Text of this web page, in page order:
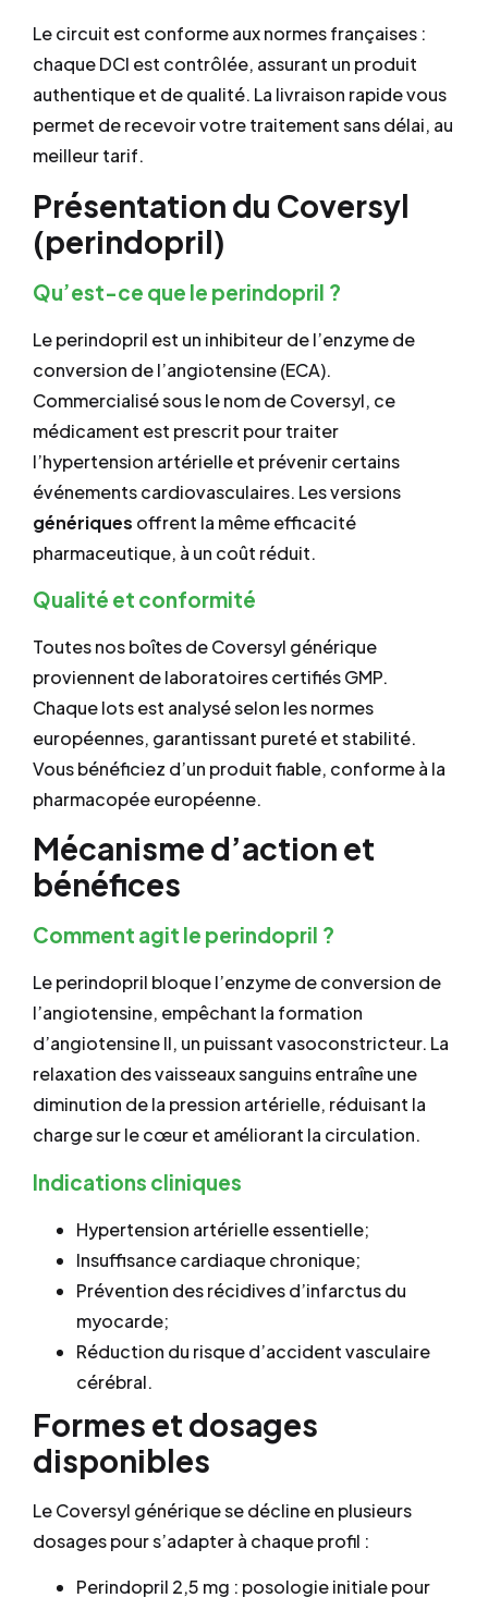
Le circuit est conforme aux normes françaises :
chaque DCI est contrôlée, assurant un produit
authentique et de qualité. La livraison rapide vous
permet de recevoir votre traitement sans délai, au
meilleur tarif.
Présentation du Coversyl
(perindopril)
Qu’est-ce que le perindopril ?
Le perindopril est un inhibiteur de l’enzyme de
conversion de l’angiotensine (ECA).
Commercialisé sous le nom de Coversyl, ce
médicament est prescrit pour traiter
l’hypertension artérielle et prévenir certains
événements cardiovasculaires. Les versions
génériques offrent la même efficacité
pharmaceutique, à un coût réduit.
Qualité et conformité
Toutes nos boîtes de Coversyl générique
proviennent de laboratoires certifiés GMP.
Chaque lots est analysé selon les normes
européennes, garantissant pureté et stabilité.
Vous bénéficiez d’un produit fiable, conforme à la
pharmacopée européenne.
Mécanisme d’action et
bénéfices
Comment agit le perindopril ?
Le perindopril bloque l’enzyme de conversion de
l’angiotensine, empêchant la formation
d’angiotensine II, un puissant vasoconstricteur. La
relaxation des vaisseaux sanguins entraîne une
diminution de la pression artérielle, réduisant la
charge sur le cœur et améliorant la circulation.
Indications cliniques
Hypertension artérielle essentielle;
Insuffisance cardiaque chronique;
Prévention des récidives d’infarctus du
myocarde;
Réduction du risque d’accident vasculaire
cérébral.
Formes et dosages
disponibles
Le Coversyl générique se décline en plusieurs
dosages pour s’adapter à chaque profil :
Perindopril 2,5 mg : posologie initiale pour